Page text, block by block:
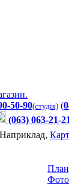
50-90(студія) (
(063) 063-21-21
Наприклад,